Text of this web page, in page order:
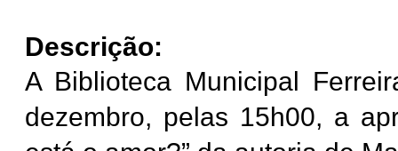
Descrição:
A Biblioteca Municipal
dezembro, pelas 15h00, a